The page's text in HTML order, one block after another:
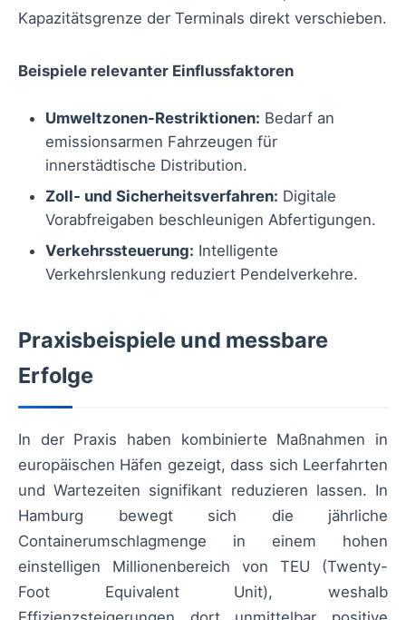
Kapazitätsgrenze der Terminals direkt verschieben.
Beispiele relevanter Einflussfaktoren
Umweltzonen-Restriktionen: Bedarf an
emissionsarmen Fahrzeugen für
innerstädtische Distribution.
Zoll- und Sicherheitsverfahren: Digitale
Vorabfreigaben beschleunigen Abfertigungen.
Verkehrssteuerung: Intelligente
Verkehrslenkung reduziert Pendelverkehre.
Praxisbeispiele und messbare
Erfolge
In der Praxis haben kombinierte Maßnahmen in
europäischen Häfen gezeigt, dass sich Leerfahrten
und Wartezeiten signifikant reduzieren lassen. In
Hamburg bewegt sich die jährliche
Containerumschlagmenge in einem hohen
einstelligen Millionenbereich von TEU (Twenty-
Foot Equivalent Unit), weshalb